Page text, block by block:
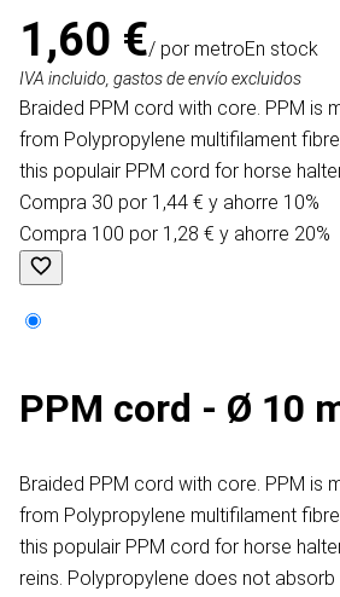
1,60 €/ por metroEn stock
IVA incluido, gastos de envío excluidos
Braided PPM cord with core. PPM is
from Polypropylene multifilament
this populair PPM cord for horse
Compra 30 por 1,44 € y ahorre 10%
Compra 100 por 1,28 € y ahorre 20%
PPM cord - Ø 10
Braided PPM cord with core. PPM is
from Polypropylene multifilament
this populair PPM cord for horse
reins. Polypropylene does not